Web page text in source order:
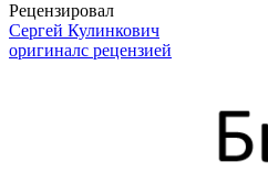
Рецензировал
Сергей Кулинкович
оригиналс рецензией